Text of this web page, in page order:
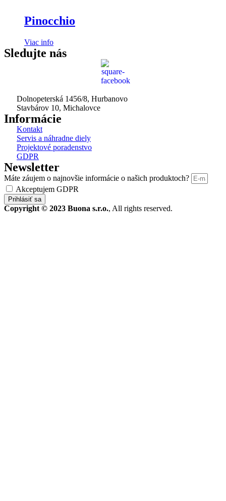
Pinocchio
Viac info
Sledujte nás
Dolnopeterská 1456/8, Hurbanovo
Stavbárov 10, Michalovce
Informácie
Kontakt
Servis a náhradne diely
Projektové poradenstvo
GDPR
Newsletter
Máte záujem o najnovšie informácie o našich produktoch?
Akceptujem GDPR
Prihlásiť sa
Copyright © 2023 Buona s.r.o., All rights reserved.